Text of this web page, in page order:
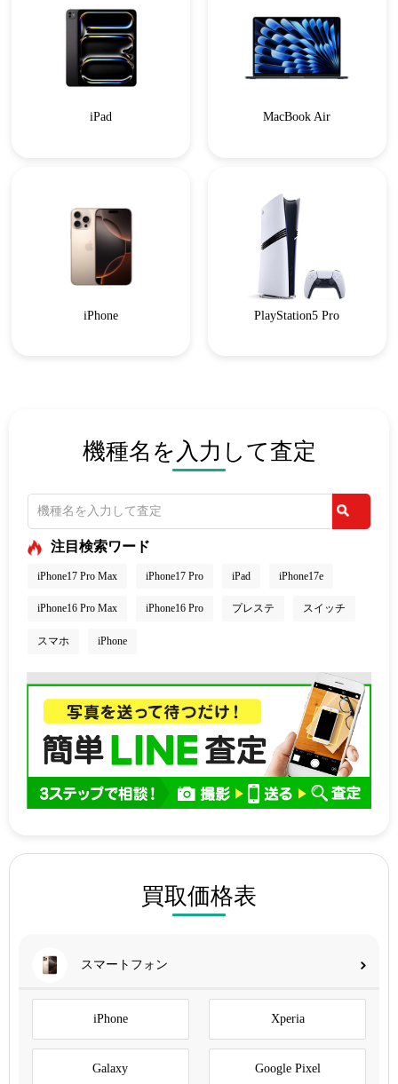
iPad MacBook Air
iPhone PlayStation5 Pro
機種名を入力して査定
注目検索ワード
iPhone17 Pro Max iPhone17 Pro iPad iPhone17e
iPhone16 Pro Max iPhone16 Pro プレステ スイッチ
スマホ iPhone
買取価格表
スマートフォン
iPhone Xperia
Galaxy Google Pixel